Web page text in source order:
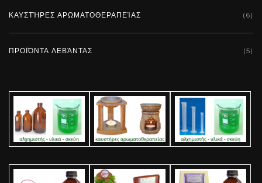
ΚΑΥΣΤΉΡΕΣ ΑΡΩΜΑΤΟΘΕΡΑΠΕΊΑΣ (6)
ΠΡΟΪΌΝΤΑ ΛΕΒΆΝΤΑΣ (5)